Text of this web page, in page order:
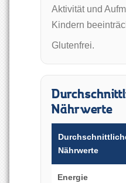
Aktivität und
Kindern
Glutenfrei.
Nährwerte
Nährwerte
Energie